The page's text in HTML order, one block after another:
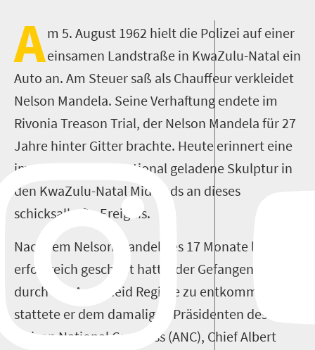
Am 5. August 1962 hielt die Polizei auf einer
einsamen Landstraße in KwaZulu-Natal ein
Auto an. Am Steuer saß als Chauffeur verkleidet
Nelson Mandela. Seine Verhaftung endete im
Rivonia Treason Trial, der Nelson Mandela für 27
Jahre hinter Gitter brachte. Heute erinnert eine
imposante und emotional geladene Skulptur in
den KwaZulu-Natal Midlands an dieses
schicksalhafte Ereignis.
Nachdem Nelson Mandela es 17 Monate lang
erfolgreich geschafft hatte, der Gefangenschaft
durch das Apartheid Regime zu entkommen,
stattete er dem damaligen Präsidenten des
African National Congress (ANC), Chief Albert